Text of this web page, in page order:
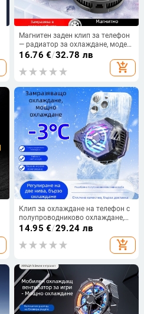
Магнитен заден клип за телефон
— радиатор за охлаждане, модел
F27, 15W, Type-C, ABS
16.76 €/32.78 лв
add_shopping_cart
Клип за охлаждане на телефон с
полупроводниково охлаждане,
безшумен, контрол на
14.95 €/29.24 лв
add_shopping_cart